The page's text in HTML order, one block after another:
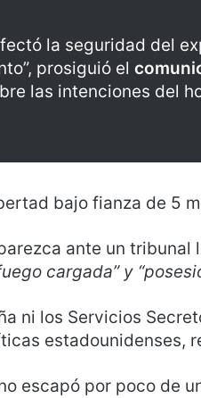
la seguridad del
prosiguió el
las intenciones del
bajo fianza de 5
ante un tribunal
cargada” y
ni los Servicios
estadounidenses,
escapó por poco de